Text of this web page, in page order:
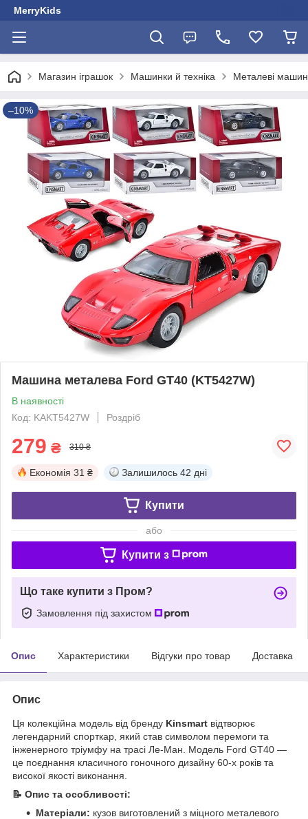
MerryKids
Магазин іграшок Машинки й техніка Металеві
–10%
Машина металева Ford GT40 (KT5427W)
В наявності
Код: KAKT5427W
Роздріб
279 ₴ 310 ₴
Економія 31 ₴ Залишилось 42 дні
Купити
або
Купити з
Що таке купити з Пром?
Замовлення під захистом
Опис Характеристики Відгуки про товар Доставка
Опис
Ця колекційна модель від бренду Kinsmart відтворює
легендарний спорткар, який став символом перемоги та
інженерного тріумфу на трасі Ле-Ман. Модель Ford GT40 —
це поєднання класичного гоночного дизайну 60-х років та
високої якості виконання.
📝 Опис та особливості:
Матеріали: кузов виготовлений з міцного металевого